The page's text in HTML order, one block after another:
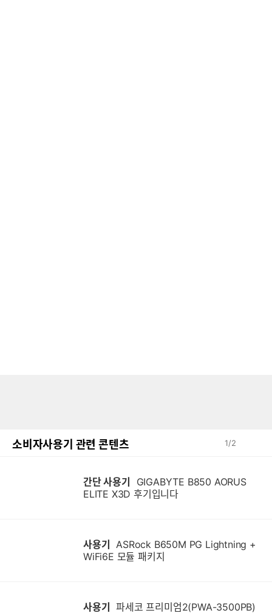
소비자사용기 관련 콘텐츠 1/2
간단 사용기
ELITE X3D 후기입니다
사용기
ASRock B650M PG Lightning +
WiFi6E 모듈 패키지
사용기
파세코 프리미엄2(PWA-3500PB)